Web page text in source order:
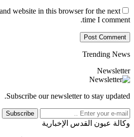
website in this browser for the next
time I comment.
Trending News
Newsletter
Subscribe our newsletter to stay updated.
Subscribe
وكالة عيون القدس الإخبارية